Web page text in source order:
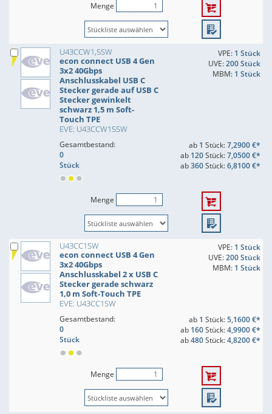
Menge
U43CCW1,5SW
econ connect USB 4 Gen
3x2 40Gbps
Anschlusskabel USB C
Stecker gerade auf USB C
Stecker gewinkelt
schwarz 1,5 m Soft-
Touch TPE
EVE: U43CCW15SW
VPE: 1 Stück
UVE:200 Stück
MBM: 1 Stück
Gesamtbestand:
0
Stück
ab 1 Stück:7,2900 €*
ab 120Stück:7,0500 €*
ab360Stück:6,8100 €*
Menge
U43CC1SW
econ connect USB 4 Gen
3x2 40Gbps
Anschlusskabel 2 x USB C
Stecker gerade schwarz
1,0 m Soft-Touch TPE
EVE: U43CC1SW
VPE: 1 Stück
UVE:200 Stück
MBM: 1 Stück
Gesamtbestand:
0
Stück
ab 1 Stück:5,1600 €*
ab 160Stück:4,9900 €*
ab480Stück:4,8200 €*
Menge